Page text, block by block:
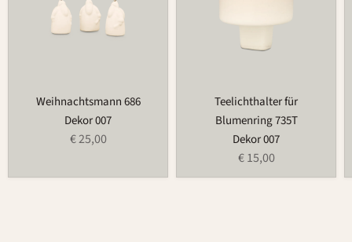
Weihnachtsmann 686
Dekor 007
€ 25,00
Teelichthalter für
Blumenring 735T
Dekor 007
€ 15,00